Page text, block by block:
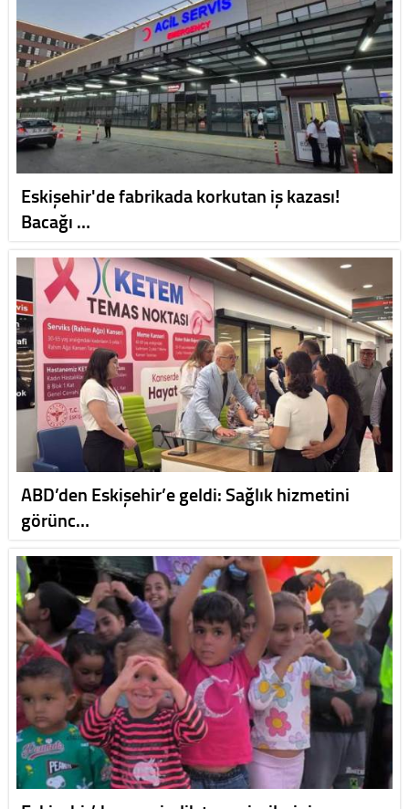
Eskişehir'de fabrikada korkutan iş kazası!
Bacağı …
ABD’den Eskişehir’e geldi: Sağlık hizmetini
görünc…